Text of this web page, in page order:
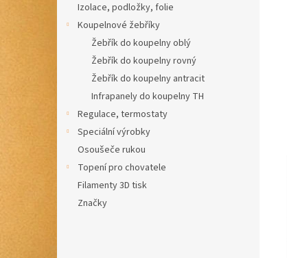
Izolace, podložky, folie
Koupelnové žebříky
Žebřík do koupelny oblý
Žebřík do koupelny rovný
Žebřík do koupelny antracit
Infrapanely do koupelny TH
Regulace, termostaty
Speciální výrobky
Osoušeče rukou
Topení pro chovatele
Filamenty 3D tisk
Značky